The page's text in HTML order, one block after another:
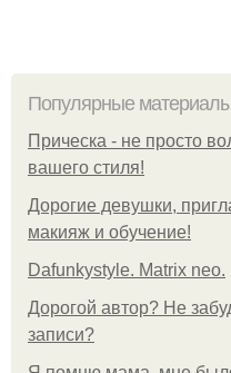
Популярные
Прическа - не просто
вашего стиля!
Дорогие девушки,
макияж и обучение!
Dafunkystyle. Matrix neo.
Дорогой автор? Не
записи?